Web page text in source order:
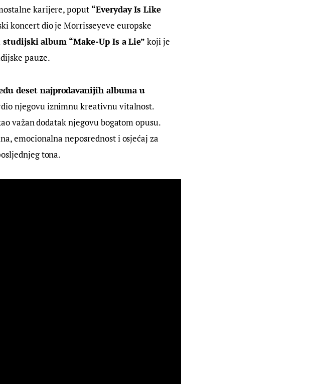
karijere, poput “Everyday Is Like
koncert dio je Morrisseyeve europske
album “Make-Up Is a Lie” koji je
pauze.
deset najprodavanijih albuma u
njegovu iznimnu kreativnu vitalnost.
važan dodatak njegovu bogatom opusu.
emocionalna neposrednost i osjećaj za
tona.